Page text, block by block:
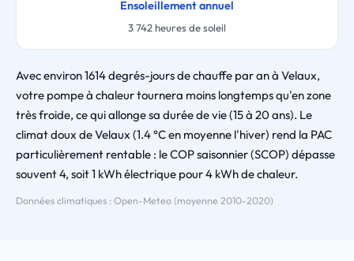
Ensoleillement annuel
3 742 heures de soleil
Avec environ 1614 degrés-jours de chauffe par an à Velaux,
votre pompe à chaleur tournera moins longtemps qu'en zone
très froide, ce qui allonge sa durée de vie (15 à 20 ans). Le
climat doux de Velaux (1.4 °C en moyenne l'hiver) rend la PAC
particulièrement rentable : le COP saisonnier (SCOP) dépasse
souvent 4, soit 1 kWh électrique pour 4 kWh de chaleur.
Données climatiques : Open-Meteo (moyenne 2010-2020)